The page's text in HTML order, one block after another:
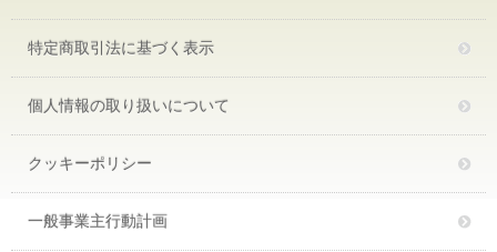
特定商取引法に基づく表示
個人情報の取り扱いについて
クッキーポリシー
一般事業主行動計画